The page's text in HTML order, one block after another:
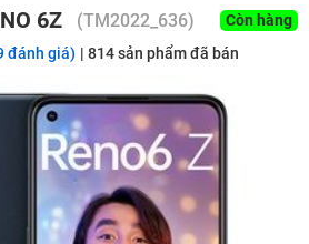
6Z (TM2022_636)
Còn hàng
đánh giá) | 814sản phẩm đã bán